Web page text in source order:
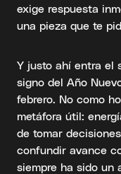
exige respuesta
una pieza que te
Y justo ahí entra el
signo del Año
febrero. No como
metáfora útil:
de tomar
confundir avance
siempre ha sido un